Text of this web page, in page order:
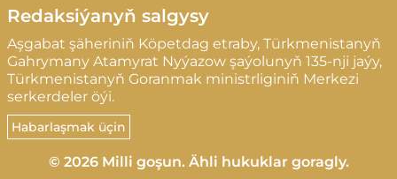
Redaksiýanyň salgysy
Aşgabat şäheriniň Köpetdag etraby, Türkmenistanyň
Gahrymany Atamyrat Nyýazow şaýolunyň 135-nji jaýy,
Türkmenistanyň Goranmak ministrliginiň Merkezi
serkerdeler öýi.
Habarlaşmak üçin
© 2026 Milli goşun. Ähli hukuklar goragly.